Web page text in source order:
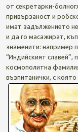
от секретарки-
привързаност и
имат задължението
и да го масажират,
знаменити: например
“Индийският
космополитна
възпитанички, с